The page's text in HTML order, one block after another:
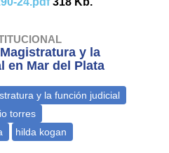
y la
en Mar del Plata